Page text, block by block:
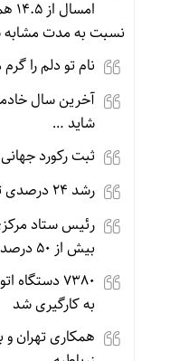
نسبت به مدت
نام تو دلم را
آخرین سال
شاید …
ثبت رکورد
رشد ۲۴ درصدی تردد زائران در اربعین از مرز مهران
رئیس ستاد
بیش از ۵۰ درصد است
۷۳۸۰
به‌ کارگیری شد
همکاری تهران و